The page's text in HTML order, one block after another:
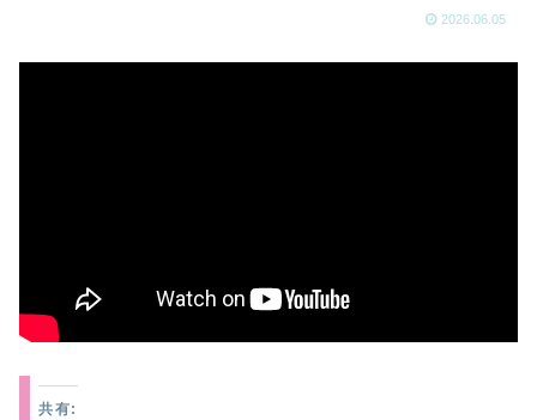
2026.06.05
共有: